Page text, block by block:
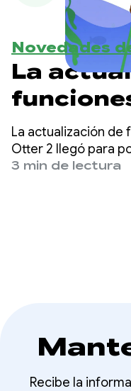
Novedades
La
Studio
estable.
La actualización de
Otter 2 llegó para
3 min de lectura
Recibe la